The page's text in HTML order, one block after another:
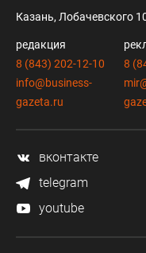
Казань, Лобачевского
редакция
8 (843) 202-12-10
info@business-
gazeta.ru
8
вконтакте
telegram
youtube